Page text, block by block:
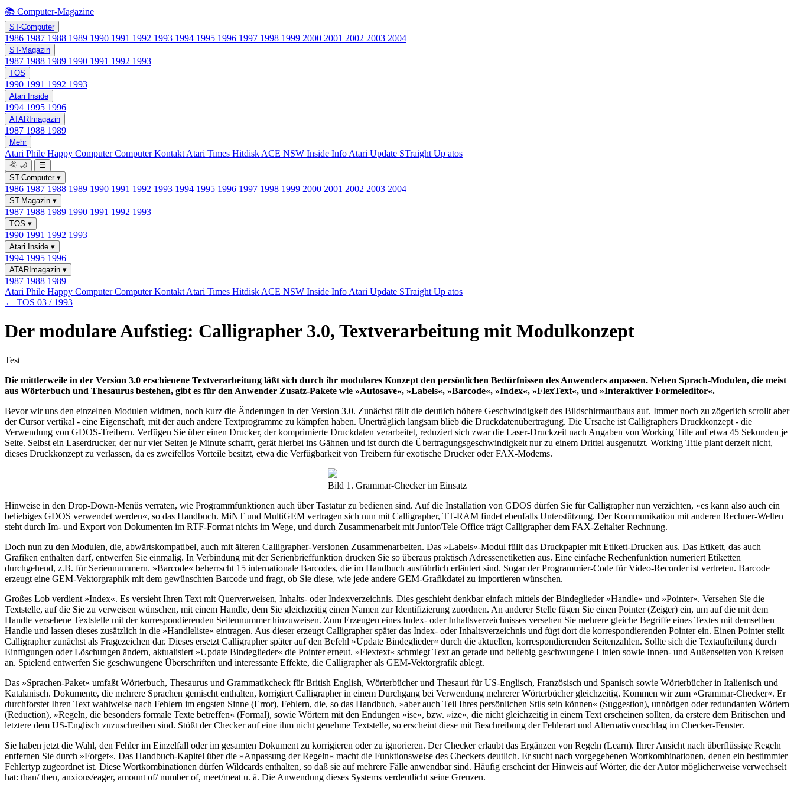
📚 Computer-Magazine
ST-Computer
1986 1987 1988 1989 1990 1991 1992 1993 1994 1995 1996 1997 1998 1999 2000 2001 2002 2003 2004
ST-Magazin
1987 1988 1989 1990 1991 1992 1993
TOS
1990 1991 1992 1993
Atari Inside
1994 1995 1996
ATARImagazin
1987 1988 1989
Mehr
Atari Phile Happy ComputerComputer Kontakt Atari Times Hitdisk ACE NSW Inside Info Atari Update STraight Up atos
🌞 🌙
☰
ST-Computer ▾
1986 1987 1988 1989 1990 1991 1992 1993 1994 1995 1996 1997 1998 1999 2000 2001 2002 2003 2004
ST-Magazin ▾
1987 1988 1989 1990 1991 1992 1993
TOS ▾
1990 1991 1992 1993
Atari Inside ▾
1994 1995 1996
ATARImagazin ▾
1987 1988 1989
Atari Phile Happy ComputerComputer Kontakt Atari Times Hitdisk ACE NSW Inside Info Atari Update STraight Up atos
← TOS 03 / 1993
Der modulare Aufstieg: Calligrapher 3.0, Textverarbeitung mit Modulkonzept
Test
Die mittlerweile in der Version 3.0 erschienene Textverarbeitung läßt sich durch ihr modulares Konzept den persönlichen Bedürfnissen des Anwenders anpassen. Neben Sprach-Modulen, die meist
aus Wörterbuch und Thesaurus bestehen, gibt es für den Anwender Zusatz-Pakete wie »Autosave«, »Labels«, »Barcode«, »Index«, »FlexText«, und »Interaktiver Formeleditor«.
Bevor wir uns den einzelnen Modulen widmen, noch kurz die Änderungen in der Version 3.0. Zunächst fällt die deutlich höhere Geschwindigkeit des Bildschirmaufbaus auf. Immer noch zu zögerlich scrollt aber
der Cursor vertikal - eine Eigenschaft, mit der auch andere Textprogramme zu kämpfen haben. Unerträglich langsam blieb die Druckdatenübertragung. Die Ursache ist Calligraphers Druckkonzept - die
Verwendung von GDOS-Treibern. Verfügen Sie über einen Drucker, der komprimierte Druckdaten verarbeitet, reduziert sich zwar die Laser-Druckzeit nach Angaben von Working Title auf etwa 45 Sekunden je
Seite. Selbst ein Laserdrucker, der nur vier Seiten je Minute schafft, gerät hierbei ins Gähnen und ist durch die Übertragungsgeschwindigkeit nur zu einem Drittel ausgenutzt. Working Title plant derzeit nicht,
dieses Druckkonzept zu verlassen, da es zweifellos Vorteile besitzt, etwa die Verfügbarkeit von Treibern für exotische Drucker oder FAX-Modems.
Bild 1. Grammar-Checker im Einsatz
Hinweise in den Drop-Down-Menüs verraten, wie Programmfunktionen auch über Tastatur zu bedienen sind. Auf die Installation von GDOS dürfen Sie für Calligrapher nun verzichten, »es kann also auch ein
beliebiges GDOS verwendet werden«, so das Handbuch. MiNT und MultiGEM vertragen sich nun mit Calligrapher, TT-RAM findet ebenfalls Unterstützung. Der Kommunikation mit anderen Rechner-Welten
steht durch Im- und Export von Dokumenten im RTF-Format nichts im Wege, und durch Zusammenarbeit mit Junior/Tele Office trägt Calligrapher dem FAX-Zeitalter Rechnung.
Doch nun zu den Modulen, die, abwärtskompatibel, auch mit älteren Calligrapher-Versionen Zusammenarbeiten. Das »Labels«-Modul füllt das Druckpapier mit Etikett-Drucken aus. Das Etikett, das auch
Grafiken enthalten darf, entwerfen Sie einmalig. In Verbindung mit der Serienbrieffunktion drucken Sie so überaus praktisch Adressenetiketten aus. Eine einfache Rechenfunktion numeriert Etiketten
durchgehend, z.B. für Seriennummern. »Barcode« beherrscht 15 internationale Barcodes, die im Handbuch ausführlich erläutert sind. Sogar der Programmier-Code für Video-Recorder ist vertreten. Barcode
erzeugt eine GEM-Vektorgraphik mit dem gewünschten Barcode und fragt, ob Sie diese, wie jede andere GEM-Grafikdatei zu importieren wünschen.
Großes Lob verdient »Index«. Es versieht Ihren Text mit Querverweisen, Inhalts- oder Indexverzeichnis. Dies geschieht denkbar einfach mittels der Bindeglieder »Handle« und »Pointer«. Versehen Sie die
Textstelle, auf die Sie zu verweisen wünschen, mit einem Handle, dem Sie gleichzeitig einen Namen zur Identifizierung zuordnen. An anderer Stelle fügen Sie einen Pointer (Zeiger) ein, um auf die mit dem
Handle versehene Textstelle mit der korrespondierenden Seitennummer hinzuweisen. Zum Erzeugen eines Index- oder Inhaltsverzeichnisses versehen Sie mehrere gleiche Begriffe eines Textes mit demselben
Handle und lassen dieses zusätzlich in die »Handleliste« eintragen. Aus dieser erzeugt Calligrapher später das Index- oder Inhaltsverzeichnis und fügt dort die korrespondierenden Pointer ein. Einen Pointer stellt
Calligrapher zunächst als Fragezeichen dar. Dieses ersetzt Calligrapher später auf den Befehl »Update Bindeglieder« durch die aktuellen, korrespondierenden Seitenzahlen. Sollte sich die Textaufteilung durch
Einfügungen oder Löschungen ändern, aktualisiert »Update Bindeglieder« die Pointer erneut. »Flextext« schmiegt Text an gerade und beliebig geschwungene Linien sowie Innen- und Außenseiten von Kreisen
an. Spielend entwerfen Sie geschwungene Überschriften und interessante Effekte, die Calligrapher als GEM-Vektorgrafik ablegt.
Das »Sprachen-Paket« umfaßt Wörterbuch, Thesaurus und Grammatikcheck für British English, Wörterbücher und Thesauri für US-Englisch, Französisch und Spanisch sowie Wörterbücher in Italienisch und
Katalanisch. Dokumente, die mehrere Sprachen gemischt enthalten, korrigiert Calligrapher in einem Durchgang bei Verwendung mehrerer Wörterbücher gleichzeitig. Kommen wir zum »Grammar-Checker«. Er
durchforstet Ihren Text wahlweise nach Fehlern im engsten Sinne (Error), Fehlern, die, so das Handbuch, »aber auch Teil Ihres persönlichen Stils sein können« (Suggestion), unnötigen oder redundanten Wörtern
(Reduction), »Regeln, die besonders formale Texte betreffen« (Formal), sowie Wörtern mit den Endungen »ise«, bzw. »ize«, die nicht gleichzeitig in einem Text erscheinen sollten, da erstere dem Britischen und
letztere dem US-Englisch zuzuschreiben sind. Stößt der Checker auf eine ihm nicht genehme Textstelle, so erscheint diese mit Beschreibung der Fehlerart und Alternativvorschlag im Checker-Fenster.
Sie haben jetzt die Wahl, den Fehler im Einzelfall oder im gesamten Dokument zu korrigieren oder zu ignorieren. Der Checker erlaubt das Ergänzen von Regeln (Learn). Ihrer Ansicht nach überflüssige Regeln
entfernen Sie durch »Forget«. Das Handbuch-Kapitel über die »Anpassung der Regeln« macht die Funktionsweise des Checkers deutlich. Er sucht nach vorgegebenen Wortkombinationen, denen ein bestimmter
Fehlertyp zugeordnet ist. Diese Wortkombinationen dürfen Wildcards enthalten, so daß sie auf mehrere Fälle anwendbar sind. Häufig erscheint der Hinweis auf Wörter, die der Autor möglicherweise verwechselt
hat: than/ then, anxious/eager, amount of/ number of, meet/meat u. ä. Die Anwendung dieses Systems verdeutlicht seine Grenzen.